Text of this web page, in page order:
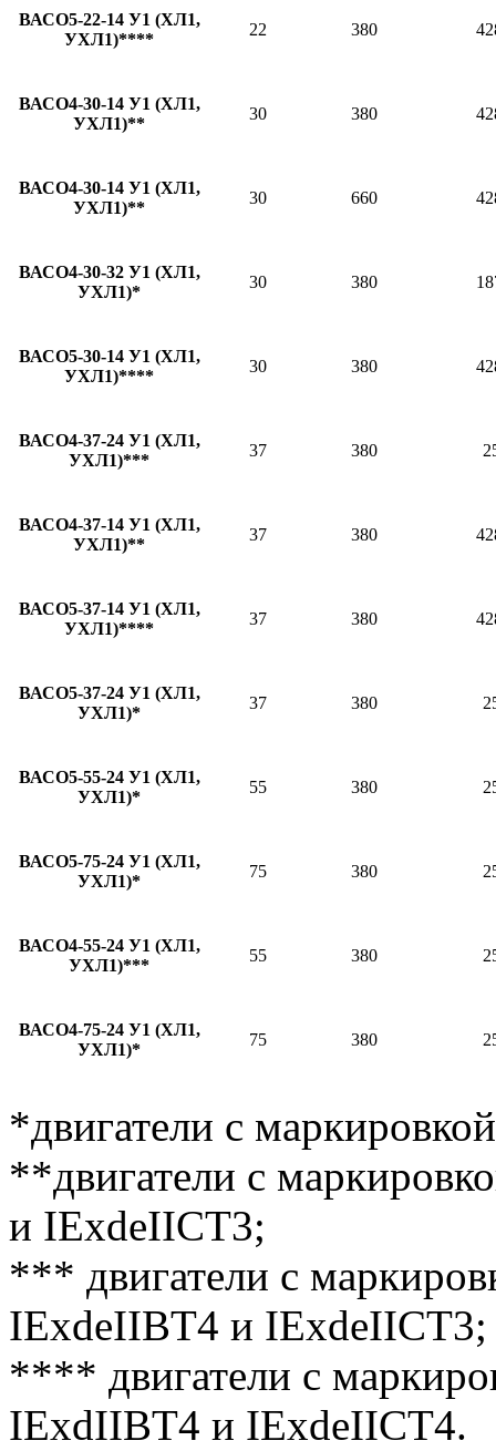
ВАСО5-22-14 У1 (ХЛ1,
УХЛ1)****
22 380
ВАСО4-30-14 У1 (ХЛ1,
УХЛ1)**
30 380
ВАСО4-30-14 У1 (ХЛ1,
УХЛ1)**
30 660
ВАСО4-30-32 У1 (ХЛ1,
УХЛ1)*
30 380
ВАСО5-30-14 У1 (ХЛ1,
УХЛ1)****
30 380
ВАСО4-37-24 У1 (ХЛ1,
УХЛ1)***
37 380
ВАСО4-37-14 У1 (ХЛ1,
УХЛ1)**
37 380
ВАСО5-37-14 У1 (ХЛ1,
УХЛ1)****
37 380
ВАСО5-37-24 У1 (ХЛ1,
УХЛ1)*
37 380
ВАСО5-55-24 У1 (ХЛ1,
УХЛ1)*
55 380
ВАСО5-75-24 У1 (ХЛ1,
УХЛ1)*
75 380
ВАСО4-55-24 У1 (ХЛ1,
УХЛ1)***
55 380
ВАСО4-75-24 У1 (ХЛ1,
УХЛ1)*
75 380
*двигатели с
**двигатели с
и IExdeIICT3;
*** двигатели с
IExdeIIBT4 и IExdeIICT3;
**** двигатели с
IExdIIBT4 и IExdeIICT4.